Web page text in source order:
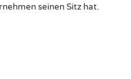
seinen Sitz hat.